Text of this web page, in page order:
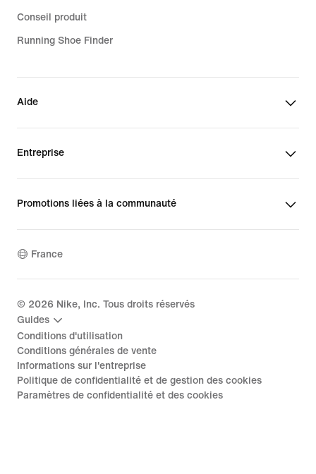
Conseil produit
Running Shoe Finder
Aide
Entreprise
Promotions liées à la communauté
France
© 2026 Nike, Inc. Tous droits réservés
Guides
Conditions d'utilisation
Conditions générales de vente
Informations sur l'entreprise
Politique de confidentialité et de gestion des cookies
Paramètres de confidentialité et des cookies